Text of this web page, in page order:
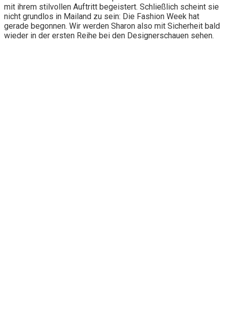
mit ihrem stilvollen Auftritt begeistert. Schließlich scheint sie
nicht grundlos in Mailand zu sein: Die Fashion Week hat
gerade begonnen. Wir werden Sharon also mit Sicherheit bald
wieder in der ersten Reihe bei den Designerschauen sehen.